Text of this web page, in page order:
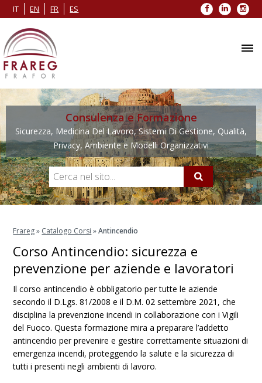
IT EN FR ES Facebook
LinkedIn
Consulenza e Formazione
Sicurezza, Medicina Del Lavoro, Sistemi Di Gestione, Qualità,
Privacy, Ambiente e Modelli Organizzativi
Frareg» Catalogo Corsi »Antincendio
Corso Antincendio: sicurezza e
prevenzione per aziende e lavoratori
Il corso antincendio è obbligatorio per tutte le aziende
secondo il D.Lgs. 81/2008 e il D.M. 02 settembre 2021, che
disciplina la prevenzione incendi in collaborazione con i Vigili
del Fuoco. Questa formazione mira a preparare l’addetto
antincendio per prevenire e gestire correttamente situazioni di
emergenza incendi, proteggendo la salute e la sicurezza di
tutti i presenti negli ambienti di lavoro.